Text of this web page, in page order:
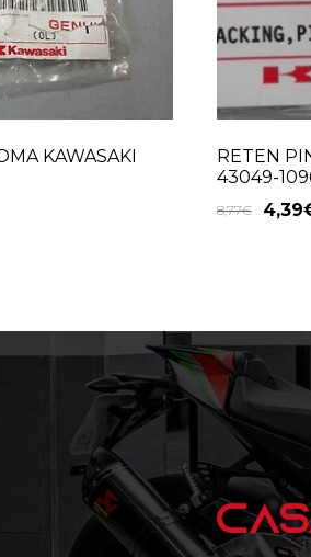
KAWASAKI
RETEN
43049-
8,77€ 4,39